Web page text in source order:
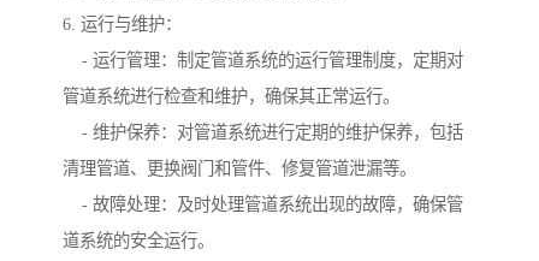
6. 运行与维护：
- 运行管理：制定管道系统的运行管理制度，定期对
管道系统进行检查和维护，确保其正常运行。
- 维护保养：对管道系统进行定期的维护保养，包括
清理管道、更换阀门和管件、修复管道泄漏等。
- 故障处理：及时处理管道系统出现的故障，确保管
道系统的安全运行。